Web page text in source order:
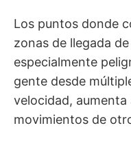
Los puntos donde
zonas de llegada
especialmente
gente desde
velocidad,
movimientos de